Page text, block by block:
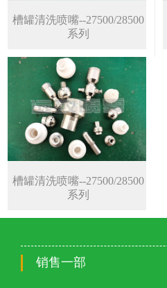
槽罐清洗喷嘴--27500/28500
系列
槽罐清洗喷嘴--27500/28500
系列
销售一部